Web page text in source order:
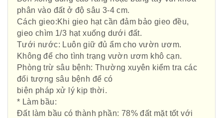
phân vào đất ở độ sâu 3-4 cm.
Cách gieo:Khi gieo hạt cần đảm bảo gieo đều,
gieo chìm 1/3 hạt xuống dưới đất.
Tưới nước: Luôn giữ đủ ẩm cho vườn ươm.
Không để cho tình trạng vườn ươm khô cạn.
Phòng trừ sâu bệnh: Thường xuyên kiểm tra các
đối tượng sâu bệnh để có
biện pháp xử lý kịp thời.
* Làm bầu:
Đất làm bầu có thành phần: 78% đất mặt tốt với